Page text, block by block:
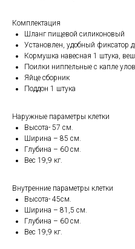
Комплектация
Шланг пищевой силиконовый
Установлен, удобный фиксатор
Кормушка навесная 1 штука,
Поилки ниппельные с капле
Яйце сборник
Поддон 1 штука
Наружные параметры клетки
Высота- 57 см.
Ширина – 85 см.
Глубина – 60 см.
Вес 19,9 кг.
Внутренние параметры клетки
Высота- 45см.
Ширина – 81,5 см.
Глубина – 60 см.
Вес 19,9 кг.